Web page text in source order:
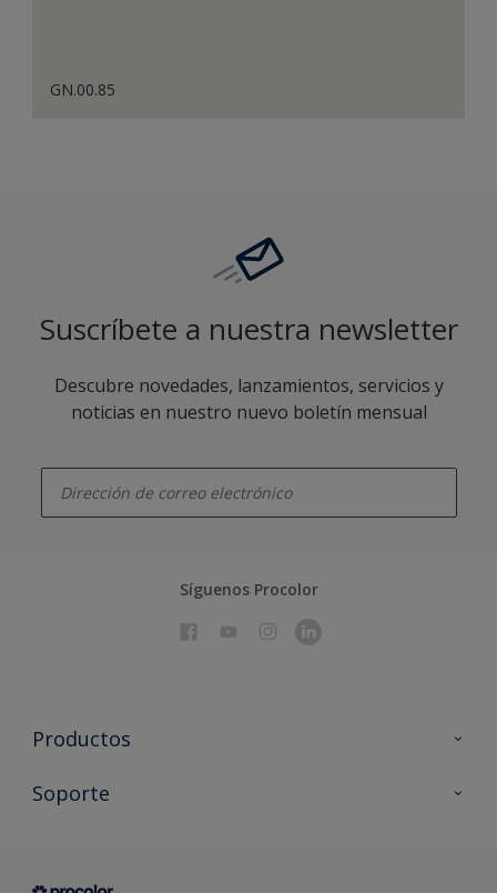
GN.00.85
Suscríbete a nuestra newsletter
Descubre novedades, lanzamientos, servicios y
noticias en nuestro nuevo boletín mensual
Síguenos Procolor
Productos
Todos los productos
Condiciones generales de venta
Soporte